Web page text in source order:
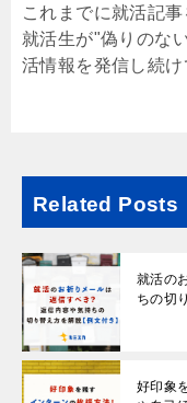
これまでに就活記
就活生が"偽りのな
活情報を発信し続け
Related Posts
就活の
ちの切
好印象